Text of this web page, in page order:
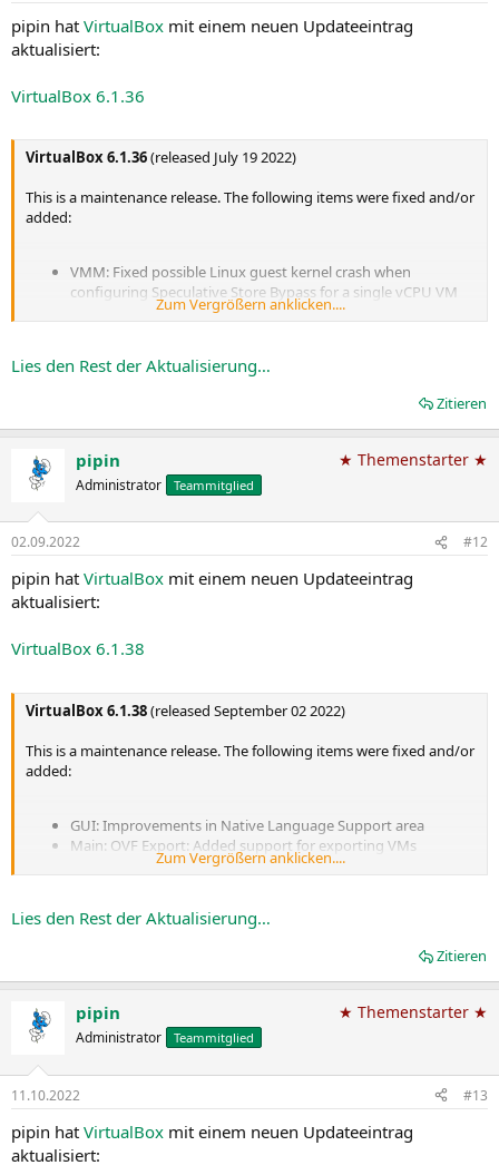
pipin hat VirtualBox mit einem neuen Updateeintrag
aktualisiert:
VirtualBox 6.1.36
VirtualBox 6.1.36(released July 19 2022)
This is a maintenance release. The following items were fixed and/or
added:
VMM: Fixed possible Linux guest kernel crash when
configuring Speculative Store Bypass for a single vCPU VM
GUI: In the storage page of the virtual machine settings
NAT: Prevent issue when host resolver incorrectly returned
Zum Vergrößern anklicken....
Lies den Rest der Aktualisierung…
Zitieren
pipin
Administrator Teammitglied
★ Themenstarter ★
02.09.2022 #12
pipin hat VirtualBox mit einem neuen Updateeintrag
aktualisiert:
VirtualBox 6.1.38
VirtualBox 6.1.38(released September 02 2022)
This is a maintenance release. The following items were fixed and/or
added:
GUI: Improvements in Native Language Support area
Main: OVF Export: Added support for exporting VMs
containing Virtio-SCSI controllers
circumstances (bug#21034)
Zum Vergrößern anklicken....
Lies den Rest der Aktualisierung…
Zitieren
pipin
Administrator Teammitglied
★ Themenstarter ★
11.10.2022 #13
pipin hat VirtualBox mit einem neuen Updateeintrag
aktualisiert: